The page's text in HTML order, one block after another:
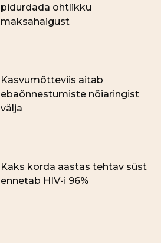
pidurdada ohtlikku
maksahaigust
Kasvumõtteviis aitab
ebaõnnestumiste nõiaringist
välja
Kaks korda aastas tehtav süst
ennetab HIV-i 96%